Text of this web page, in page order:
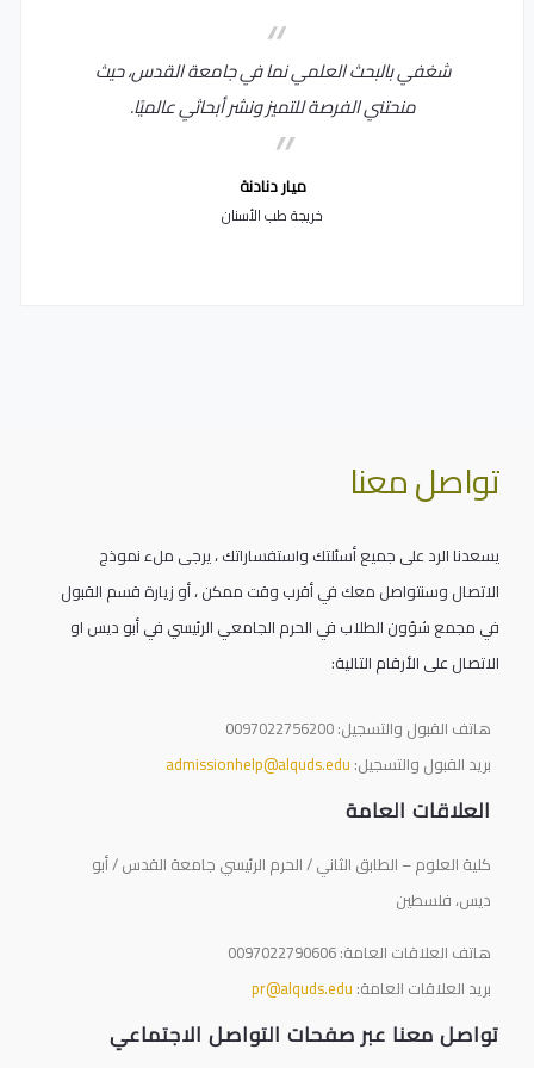
شغفي بالبحث العلمي نما في جامعة القدس، حيث
منحتني الفرصة للتميز ونشر أبحاثي عالميًا.
ميار دنادنة
خريجة طب الأسنان
تواصل معنا
يسعدنا الرد على جميع أسئلتك واستفساراتك ، يرجى ملء نموذج
الاتصال وسنتواصل معك في أقرب وقت ممكن ، أو زيارة قسم القبول
في مجمع شؤون الطلاب في الحرم الجامعي الرئيسي في أبو ديس او
الاتصال على الأرقام التالية:
هاتف القبول والتسجيل: 0097022756200
بريد القبول والتسجيل: admissionhelp@alquds.edu
العلاقات العامة
كلية العلوم – الطابق الثاني / الحرم الرئيسي جامعة القدس / أبو
ديس، فلسطين
هاتف العلاقات العامة: 0097022790606
بريد العلاقات العامة: pr@alquds.edu
تواصل معنا عبر صفحات التواصل الاجتماعي